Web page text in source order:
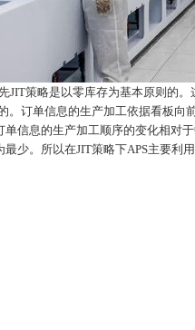
JIT策略是以零库存为基本原则的
订单信息的生产加工依据看板向
信息的生产加工顺序的变化相对
少。所以在JIT策略下APS主要利